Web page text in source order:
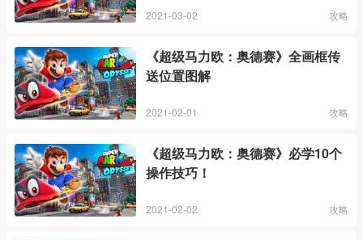
2021-03-02 攻略
《超级马力欧：奥德赛》全画框传
送位置图解
2021-02-01 攻略
《超级马力欧：奥德赛》必学10个
操作技巧！
2021-02-02 攻略